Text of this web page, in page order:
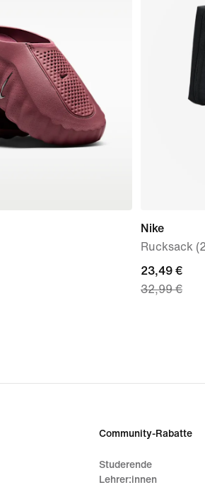
Nike
Rucksack
current
price
23,49 €
32,99 €
Community-Rabatte
Studerende
Lehrer:innen